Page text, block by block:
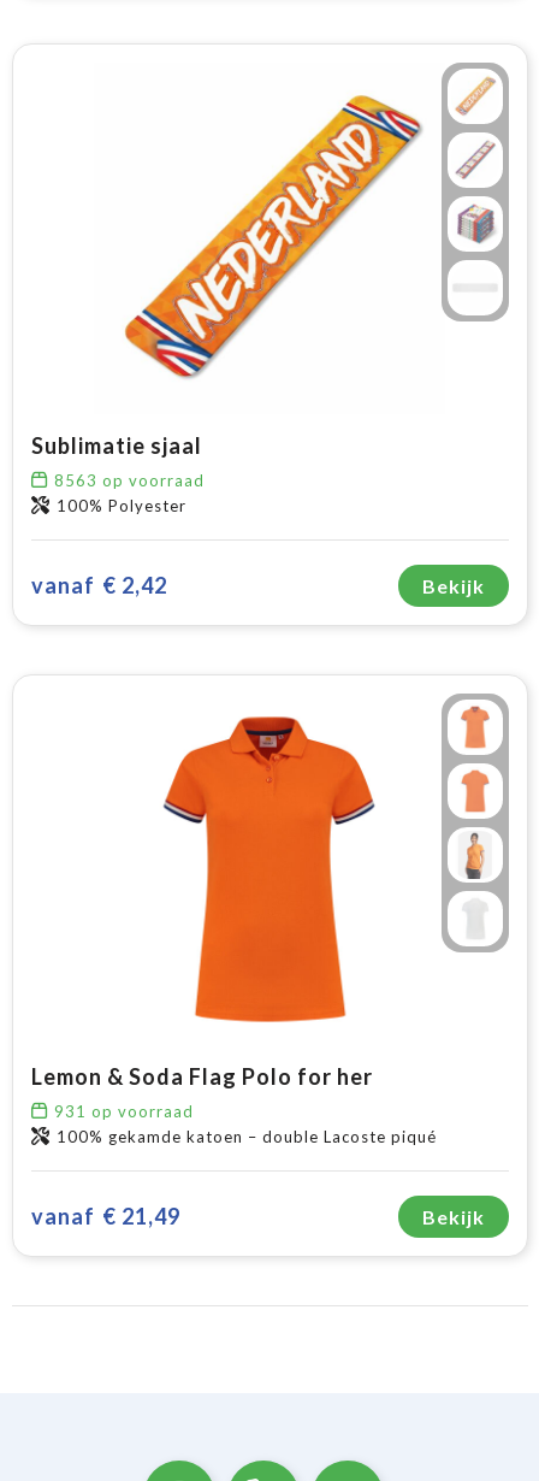
Sublimatie sjaal
8563 op voorraad
100% Polyester
vanaf € 2,42 Bekijk
Lemon & Soda Flag Polo for her
931 op voorraad
100% gekamde katoen – double Lacoste piqué
vanaf € 21,49 Bekijk